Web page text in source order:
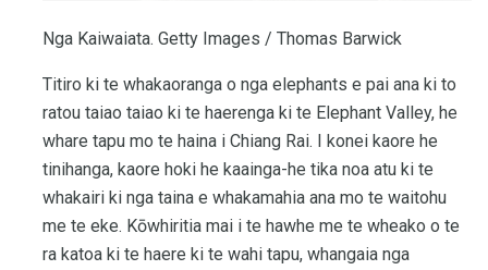
Nga Kaiwaiata. Getty Images / Thomas Barwick
Titiro ki te whakaoranga o nga elephants e pai ana ki to
ratou taiao taiao ki te haerenga ki te Elephant Valley, he
whare tapu mo te haina i Chiang Rai. I konei kaore he
tinihanga, kaore hoki he kaainga-he tika noa atu ki te
whakairi ki nga taina e whakamahia ana mo te waitohu
me te eke. Kōwhiritia mai i te hawhe me te wheako o te
ra katoa ki te haere ki te wahi tapu, whangaia nga